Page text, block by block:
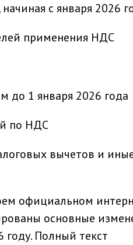
с января 2026
применения НДС
до 1 января 2026 года
по НДС
вычетов и
официальном
основные
году. Полный текст